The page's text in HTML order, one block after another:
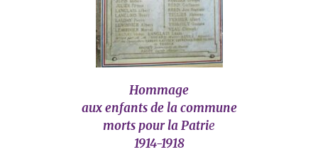
Hommage
aux enfants de la commune
morts pour la Patrie
1914-1918